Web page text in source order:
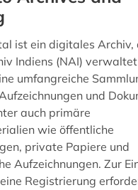
(20)
beitrittsstaaten (1)
bekämpfung (1)
ist ein digitales Archiv,
Indiens (NAI)
umfangreiche
und
auch primäre
wie öffentliche
private Papiere und
Aufzeichnungen. Zur
Registrierung